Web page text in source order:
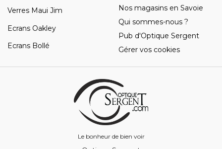
Le bonheur de bien voir
Verres Maui Jim
Ecrans Oakley
Ecrans Bollé
Nos magasins en Savoie
Qui sommes-nous ?
Pub d'Optique Sergent
Gérer vos cookies